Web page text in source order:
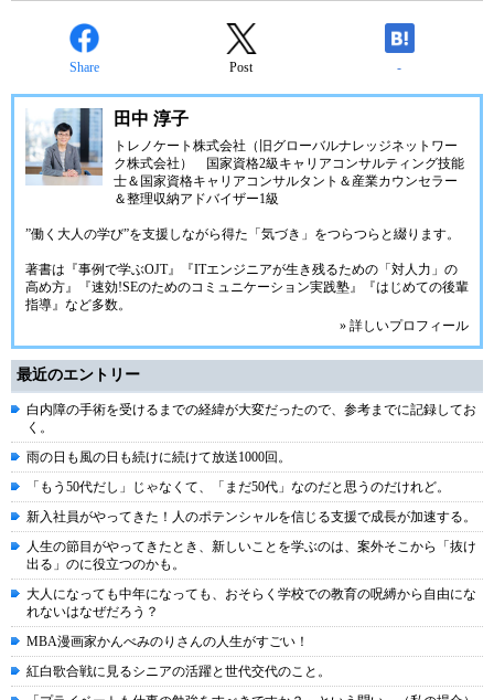
Share Post -
田中 淳子
トレノケート株式会社（旧グローバルナレッジネットワー
ク株式会社）
国家資格2級キャリアコンサルティング技能
士＆国家資格キャリアコンサルタント＆産業カウンセラー
＆整理収納アドバイザー1級
”働く大人の学び”を支援しながら得た「気づき」をつらつらと綴ります。
著書は『事例で学ぶOJT』『ITエンジニアが生き残るための「対人力」の
高め方』『速効!SEのためのコミュニケーション実践塾』『はじめての後輩
指導』など多数。
» 詳しいプロフィール
最近のエントリー
白内障の手術を受けるまでの経緯が大変だったので、参考までに記録してお
く。
雨の日も風の日も続けに続けて放送1000回。
「もう50代だし」じゃなくて、「まだ50代」なのだと思うのだけれど。
新入社員がやってきた！人のポテンシャルを信じる支援で成長が加速する。
人生の節目がやってきたとき、新しいことを学ぶのは、案外そこから「抜け
出る」のに役立つのかも。
大人になっても中年になっても、おそらく学校での教育の呪縛から自由にな
れないはなぜだろう？
MBA漫画家かんべみのりさんの人生がすごい！
紅白歌合戦に見るシニアの活躍と世代交代のこと。